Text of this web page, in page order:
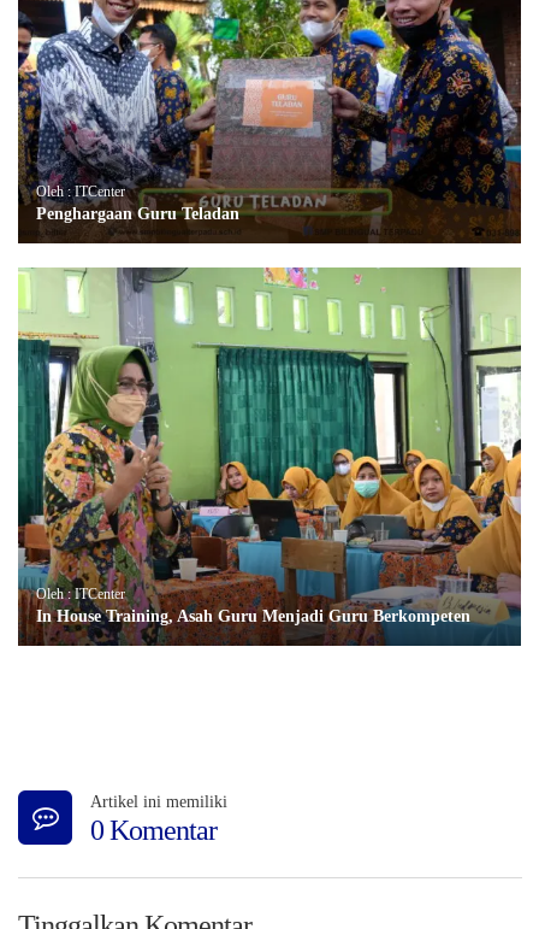
Oleh : ITCenter
Penghargaan Guru Teladan
Oleh : ITCenter
In House Training, Asah Guru Menjadi Guru Berkompeten
Artikel ini memiliki
0 Komentar